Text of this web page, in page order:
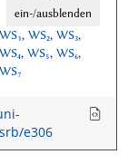
ein-/ausblenden
WS₁, WS₂, WS₃,
WS₄, WS₅, WS₆,
WS₇
e306